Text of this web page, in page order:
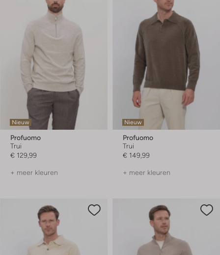
Nieuw
Profuomo
Trui
€ 129,99
+ meer kleuren
Nieuw
Profuomo
Trui
€ 149,99
+ meer kleuren